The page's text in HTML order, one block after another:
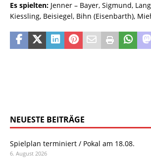
Es spielten: Jenner – Bayer, Sigmund,
Kiessling, Beisiegel, Bihn (Eisenbarth),
NEUESTE BEITRÄGE
Spielplan terminiert / Pokal am 18.08.
6. August 2026